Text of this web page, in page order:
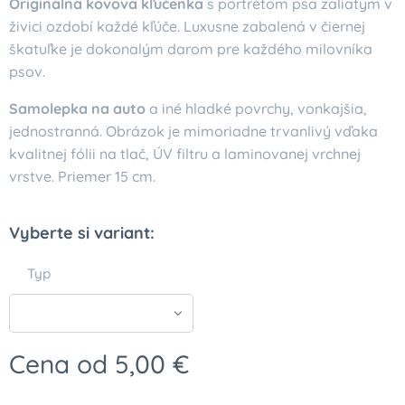
Originálna kovová kľúčenka s portrétom psa zaliatym v
živici ozdobí každé kľúče. Luxusne zabalená v čiernej
škatuľke je dokonalým darom pre každého milovníka
psov.
Samolepka na auto a iné hladké povrchy, vonkajšia,
jednostranná. Obrázok je mimoriadne trvanlivý vďaka
kvalitnej fólii na tlač, ÚV filtru a laminovanej vrchnej
vrstve. Priemer 15 cm.
Vyberte si variant:
Typ
Cena od 5,00 €